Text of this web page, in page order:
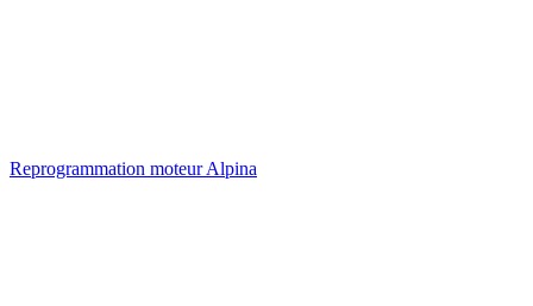
Reprogrammation moteurAlpina